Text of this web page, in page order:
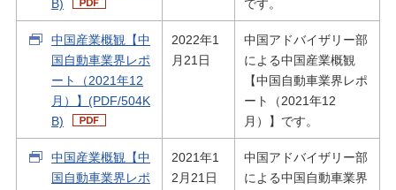
B)
です。
中国産業概観【中
国自動車業界レポ
ート（2021年12
月）】(PDF/504K
B)
2022年1
月21日
中国アドバイザリー部
による中国産業概観
【中国自動車業界レポ
ート（2021年12
月）】です。
中国産業概観【中
国自動車業界レポ
2021年1
2月21日
中国アドバイザリー部
による中国自動車業界